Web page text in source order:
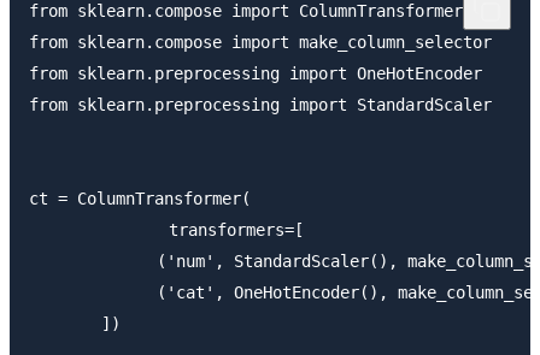
from sklearn.compose import ColumnTransformer
from sklearn.compose import make_column_selector
from sklearn.preprocessing import OneHotEncoder
from sklearn.preprocessing import StandardScaler
ct = ColumnTransformer(
transformers=[
　　　('num', StandardScaler(),
　　　('cat', OneHotEncoder(),
    　　])